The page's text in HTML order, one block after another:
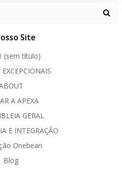
Site
(sem título)
A APEXA
GERAL
E INTEGRAÇÃO
Onebean
Blog